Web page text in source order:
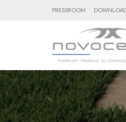
PRESSROOM